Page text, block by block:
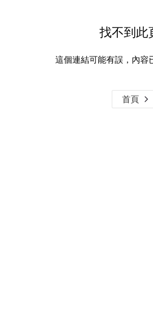
找不到此
這個連結可能有誤，內容
首頁